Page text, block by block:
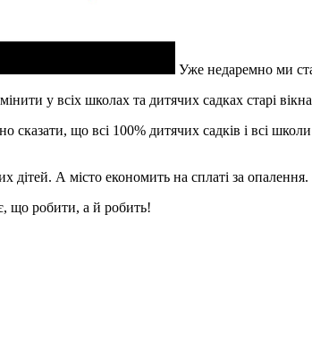
Уже недаремно ми
у всіх школах та дитячих садках старі
сказати, що всі 100% дитячих садків і всі
дітей. А місто економить на сплаті за опалення.
що робити, а й робить!